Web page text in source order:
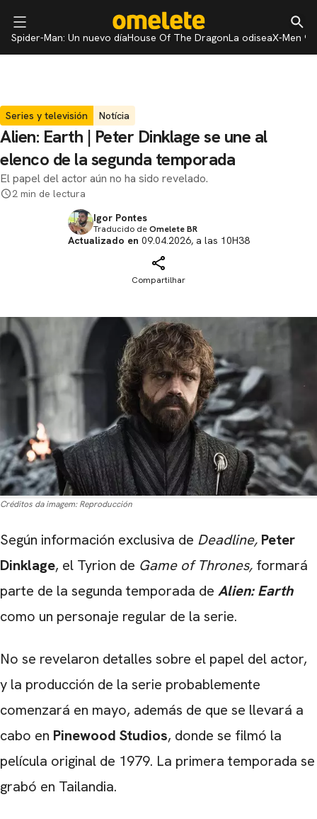
Spider-Man: Un nuevo díaHouse Of The DragonLa odiseaX-Men 97
Series y televisión Notícia
Alien: Earth | Peter Dinklage se une al
elenco de la segunda temporada
El papel del actor aún no ha sido revelado.
2 min de lectura
Igor Pontes
Traducido deOmelete BR
Actualizado en 09.04.2026, a las 10H38
Compartilhar
Créditos da imagem: Reproducción
Según información exclusiva de Deadline, Peter
Dinklage, el Tyrion de Game of Thrones, formará
parte de la segunda temporada de Alien: Earth
como un personaje regular de la serie.
No se revelaron detalles sobre el papel del actor,
y la producción de la serie probablemente
comenzará en mayo, además de que se llevará a
cabo en Pinewood Studios, donde se filmó la
película original de 1979. La primera temporada se
grabó en Tailandia.